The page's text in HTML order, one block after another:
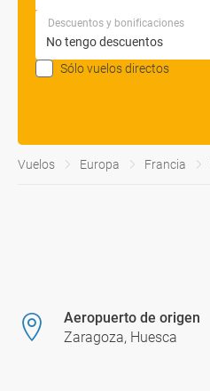
Descuentos y bonificaciones
Sólo vuelos directos
Vuelos Europa Francia
Aeropuerto de origen
Zaragoza, Huesca